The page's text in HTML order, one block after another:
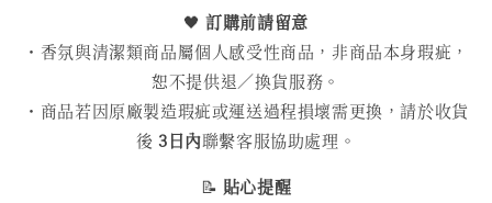
🖤訂購前請留意
・香氛與清潔類商品屬個人感受性商品，非商品本身瑕疵，
恕不提供退／換貨服務。
・商品若因原廠製造瑕疵或運送過程損壞需更換，請於收貨
後 3日內聯繫客服協助處理。
📝 貼心提醒